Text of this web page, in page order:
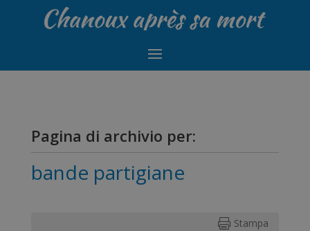
Pagina di archivio per:
bande partigiane
 Stampa